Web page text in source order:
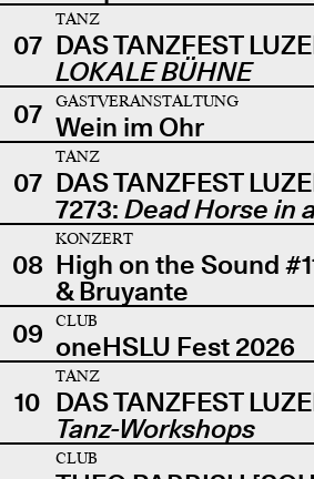
07
TANZ
DAS TANZFEST
LOKALE BÜHNE
07
GASTVERANSTALTUNG
Wein im Ohr
07
TANZ
DAS TANZFEST
7273: Dead Horse in
08
KONZERT
High on the Sound
& Bruyante
09
CLUB
oneHSLU Fest 2026
10
TANZ
DAS TANZFEST
Tanz-Workshops
CLUB